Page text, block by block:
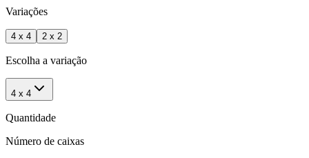
Variações
4 x 4 2 x 2
Escolha a variação
4 x 4
Quantidade
Número de caixas